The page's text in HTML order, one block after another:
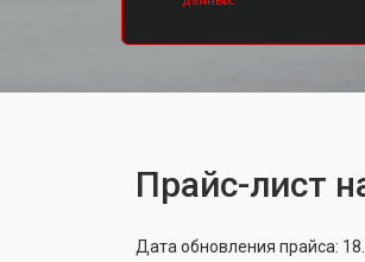
Прайс-лист
Дата обновления прайса: